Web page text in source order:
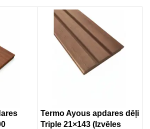
Termo Ayous apdares dēļi
Triple 21×143 (Izvēles